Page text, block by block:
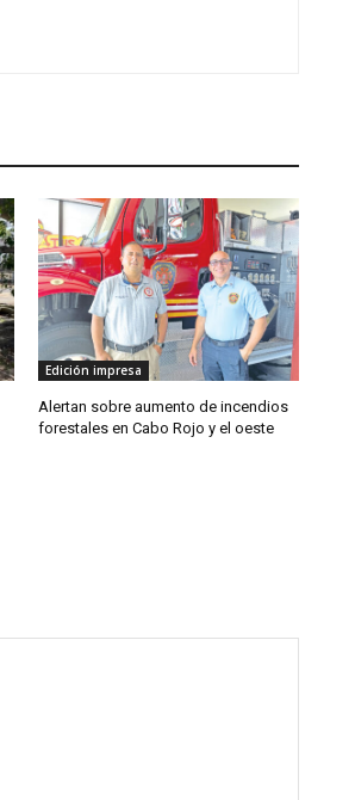
Edición impresa
Alertan sobre aumento de incendios
forestales en Cabo Rojo y el oeste